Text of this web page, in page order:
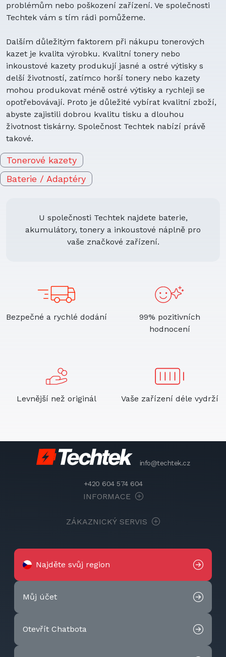
problémům nebo poškození zařízení. Ve společnosti
Techtek vám s tím rádi pomůžeme.
Dalším důležitým faktorem při nákupu tonerových
kazet je kvalita výrobku. Kvalitní tonery nebo
inkoustové kazety produkují jasné a ostré výtisky s
delší životností, zatímco horší tonery nebo kazety
mohou produkovat méně ostré výtisky a rychleji se
opotřebovávají. Proto je důležité vybírat kvalitní zboží,
abyste zajistili dobrou kvalitu tisku a dlouhou
životnost tiskárny. Společnost Techtek nabízí právě
takové.
Tonerové kazety
Baterie / Adaptéry
U společnosti Techtek najdete baterie,
akumulátory, tonery a inkoustové náplně pro
vaše značkové zařízení.
Bezpečné a rychlé dodání
99% pozitivních
hodnocení
Levnější než originál Vaše zařízení déle vydrží
info@techtek.cz
+420 604 574 604
INFORMACE
ZÁKAZNICKÝ SERVIS
Najděte svůj region
Můj účet
Otevřít Chatbota